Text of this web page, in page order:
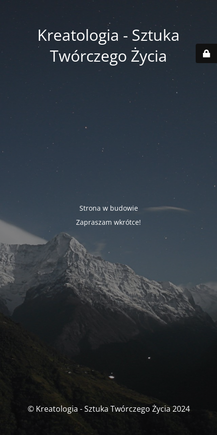
Kreatologia - Sztuka
Twórczego Życia
Strona w budowie
Zapraszam wkrótce!
© Kreatologia - Sztuka Twórczego Życia 2024